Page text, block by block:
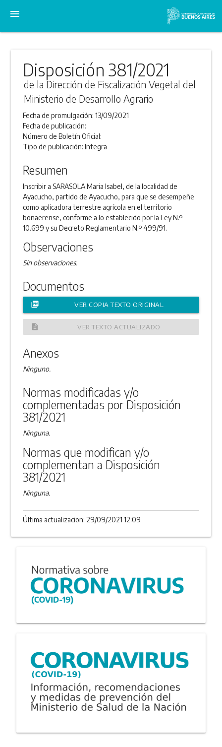
menu
Disposición 381/2021
de la Dirección de Fiscalización Vegetal del
Ministerio de Desarrollo Agrario
Fecha de promulgación:13/09/2021
Fecha de publicación:
Número de Boletín Oficial:
Tipo de publicación:Integra
Resumen
Inscribir a SARASOLA Maria Isabel, de la localidad de
Ayacucho, partido de Ayacucho, para que se desempeñe
como aplicadora terrestre agrícola en el territorio
bonaerense, conforme a lo establecido por la Ley N.º
10.699 y su Decreto Reglamentario N.º 499/91.
Observaciones
Sin observaciones.
Documentos
picture_as_pdf VER COPIA TEXTO ORIGINAL
description VER TEXTO ACTUALIZADO
Anexos
Ninguno.
Normas modificadas y/o
complementadas por Disposición
381/2021
Ninguna.
Normas que modifican y/o
complementan a Disposición
381/2021
Ninguna.
Última actualizacion: 29/09/2021 12:09